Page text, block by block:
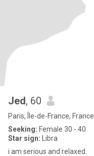
Jed, 60
Paris, Île-de-France, France
Seeking: Female 30 - 40
Star sign: Libra
i am serious and relaxed.